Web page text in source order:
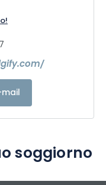
soggiorno